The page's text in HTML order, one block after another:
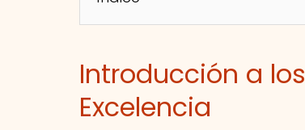
Introducción a
Excelencia